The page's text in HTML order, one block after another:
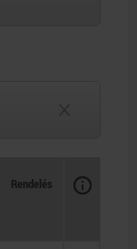
Rendelés